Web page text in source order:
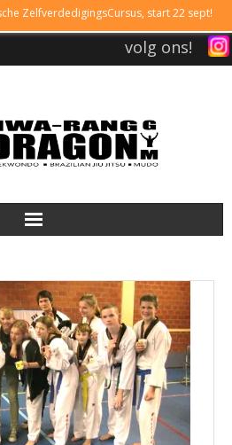
ZelfverdedigingsCursus, start 22 sept!
volg ons!